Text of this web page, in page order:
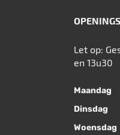
Let op:
en 13u30
Maandag
Dinsdag
Woensdag